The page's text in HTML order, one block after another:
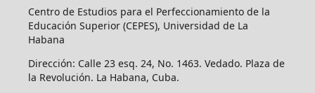
Centro de Estudios para el Perfeccionamiento de la
Educación Superior (CEPES), Universidad de La
Habana
Dirección: Calle 23 esq. 24, No. 1463. Vedado. Plaza de
la Revolución. La Habana, Cuba.